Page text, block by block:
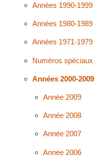
Années 1990-1999
Années 1980-1989
Années 1971-1979
Numéros spéciaux
Années 2000-2009
Année 2009
Année 2008
Année 2007
Année 2006